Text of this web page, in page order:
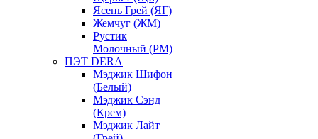
Ясень Грей (ЯГ)
Жемчуг (ЖМ)
Рустик
Молочный (РМ)
ПЭТ DERA
Мэджик Шифон
(Белый)
Мэджик Сэнд
(Крем)
Мэджик Лайт